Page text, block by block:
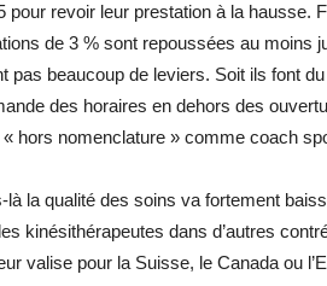
pour revoir leur prestation à la hausse.
de 3 % sont repoussées au moins
pas beaucoup de leviers. Soit ils font
des horaires en dehors des
hors ­nomenclature » comme coach
la qualité des soins va fortement
kinésithérapeutes dans d’autres
valise pour la Suisse, le Canada ou